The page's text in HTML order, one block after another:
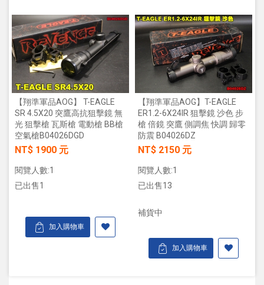
【翔準軍品AOG】 T-EAGLE
SR 4.5X20 突鷹高抗狙擊鏡 無
光 狙擊槍 瓦斯槍 電動槍 BB槍
空氣槍B04026DGD
NT$ 1900 元
閱覽人數:1
已出售1
加入購物車
【翔準軍品AOG】T-EAGLE
ER1.2-6X24IR 狙擊鏡 沙色 步
槍 倍鏡 突鷹 側調焦 快調 歸零
防震 B04026DZ
NT$ 2150 元
閱覽人數:1
已出售13
補貨中
加入購物車